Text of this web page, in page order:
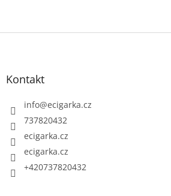
Kontakt
info@ecigarka.cz
737820432
ecigarka.cz
ecigarka.cz
+420737820432